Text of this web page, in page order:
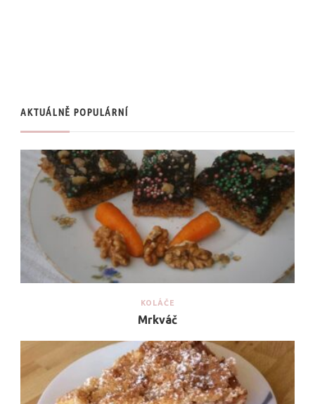
AKTUÁLNĚ POPULÁRNÍ
KOLÁČE
Mrkváč